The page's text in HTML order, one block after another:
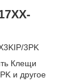
3PK
Клещи
и другое